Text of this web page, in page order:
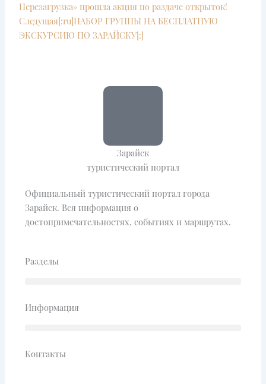
Перезагрузка» прошла акция по раздаче открыток!
Следущая[:ru]НАБОР ГРУППЫ НА БЕСПЛАТНУЮ
ЭКСКУРСИЮ ПО ЗАРАЙСКУ[:]
Зарайск
туристический портал
Официальный туристический портал города
Зарайск. Вся информация о
достопримечательностях, событиях и маршрутах.
Разделы
Информация
Контакты